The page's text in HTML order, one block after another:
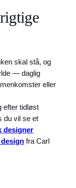
skal stå, og
— daglig
eller
efter tidløst
du vil se et
designer
fra Carl